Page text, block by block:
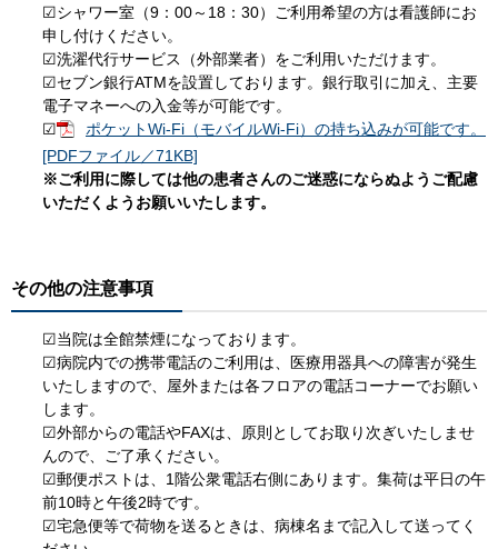
☑シャワー室（9：00～18：30）ご利用希望の方は看護師にお
申し付けください。
☑洗濯代行サービス（外部業者）をご利用いただけます。
☑セブン銀行ATMを設置しております。銀行取引に加え、主要
電子マネーへの入金等が可能です。
☑
ポケットWi-Fi（モバイルWi-Fi）の持ち込みが可能です。
[PDFファイル／71KB]
※ご利用に際しては他の患者さんのご迷惑にならぬようご配慮
いただくようお願いいたします。
その他の注意事項
☑当院は全館禁煙になっております。
☑病院内での携帯電話のご利用は、医療用器具への障害が発生
いたしますので、屋外または各フロアの電話コーナーでお願い
します。
☑外部からの電話やFAXは、原則としてお取り次ぎいたしませ
んので、ご了承ください。
☑郵便ポストは、1階公衆電話右側にあります。集荷は平日の午
前10時と午後2時です。
☑宅急便等で荷物を送るときは、病棟名まで記入して送ってく